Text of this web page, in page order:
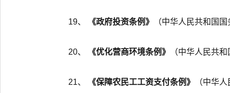
19、 《政府投资条例》 （中华人民共和国
20、 《优化营商环境条例》 （中华人民共
21、 《保障农民工工资支付条例》 （中华